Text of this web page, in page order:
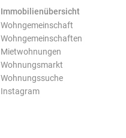
Immobilienübersicht
Wohngemeinschaft
Wohngemeinschaften
Mietwohnungen
Wohnungsmarkt
Wohnungssuche
Instagram